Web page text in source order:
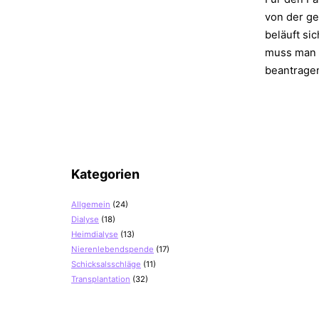
von der
beläuft
muss
Kategorien
Allgemein (24)
Dialyse (18)
Heimdialyse (13)
Nierenlebendspende (17)
Schicksalsschläge (11)
Transplantation (32)